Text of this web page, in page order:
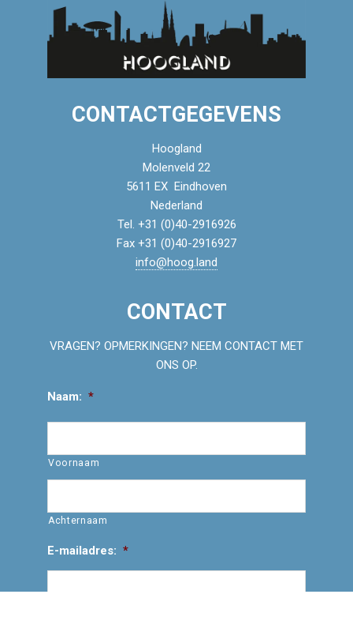
CONTACTGEGEVENS
Hoogland
Molenveld 22
5611 EX Eindhoven
Nederland
Tel. +31 (0)40-2916926
Fax +31 (0)40-2916927
info@hoog.land
CONTACT
VRAGEN? OPMERKINGEN? NEEM CONTACT MET
ONS OP.
Naam: *
Voornaam
Achternaam
E-mailadres: *